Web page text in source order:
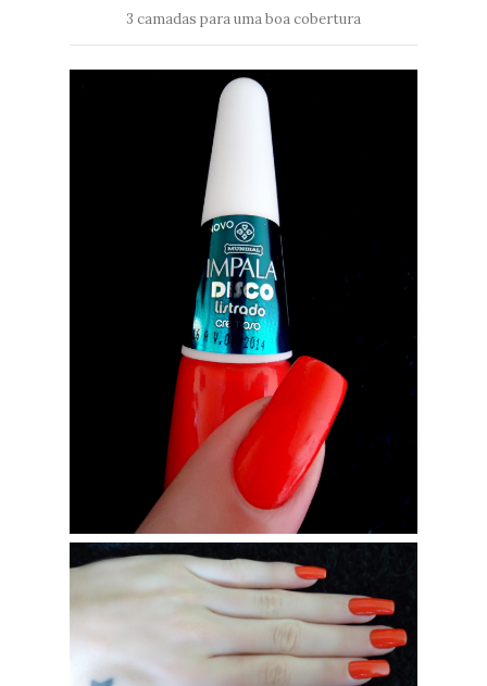
3 camadas para uma boa cobertura